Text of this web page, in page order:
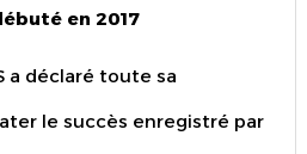
en 2017
a déclaré toute sa
le succès enregistré par